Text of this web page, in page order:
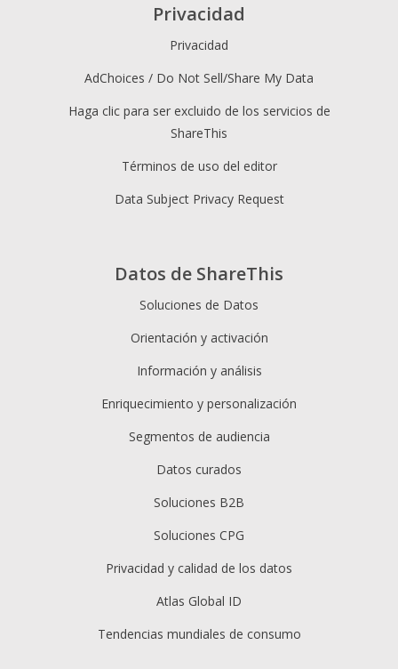
Datos de ShareThis
Soluciones de Datos
Orientación y activación
Información y análisis
Enriquecimiento y personalización
Segmentos de audiencia
Datos curados
Soluciones B2B
Soluciones CPG
Privacidad y calidad de los datos
Atlas Global ID
Tendencias mundiales de consumo
Privacidad
Privacidad
AdChoices / Do Not Sell/Share My Data
Haga clic para ser excluido de los servicios de
ShareThis
Términos de uso del editor
Data Subject Privacy Request